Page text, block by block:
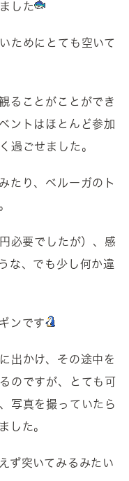
した
ためにとても空いて
ることがことができ
ントはほとんど参加
過ごせました。
たり、ベルーガのト
必要でしたが）、感
な、でも少し何か違
ンです
出かけ、その途中を
のですが、とても可
写真を撮っていたら
した。
ず突いてみるみたい